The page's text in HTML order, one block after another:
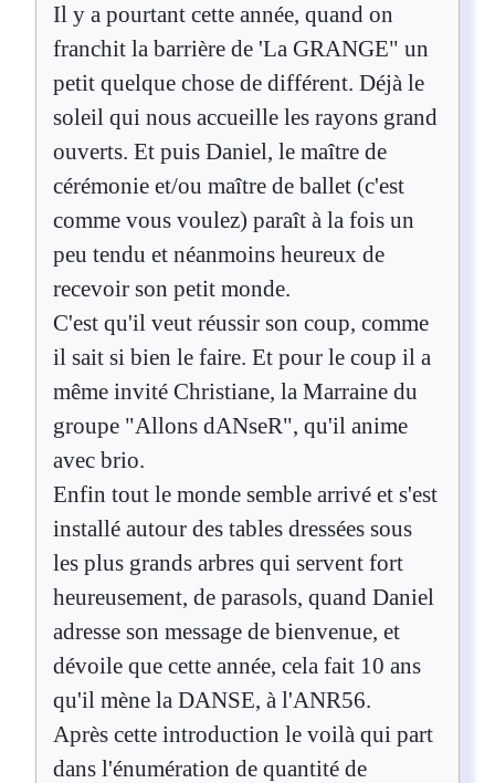
Il y a pourtant cette année, quand on
franchit la barrière de 'La GRANGE" un
petit quelque chose de différent. Déjà le
soleil qui nous accueille les rayons grand
ouverts. Et puis Daniel, le maître de
cérémonie et/ou maître de ballet (c'est
comme vous voulez) paraît à la fois un
peu tendu et néanmoins heureux de
recevoir son petit monde.
C'est qu'il veut réussir son coup, comme
il sait si bien le faire. Et pour le coup il a
même invité Christiane, la Marraine du
groupe "Allons dANseR", qu'il anime
avec brio.
Enfin tout le monde semble arrivé et s'est
installé autour des tables dressées sous
les plus grands arbres qui servent fort
heureusement, de parasols, quand Daniel
adresse son message de bienvenue, et
dévoile que cette année, cela fait 10 ans
qu'il mène la DANSE, à l'ANR56.
Après cette introduction le voilà qui part
dans l'énumération de quantité de